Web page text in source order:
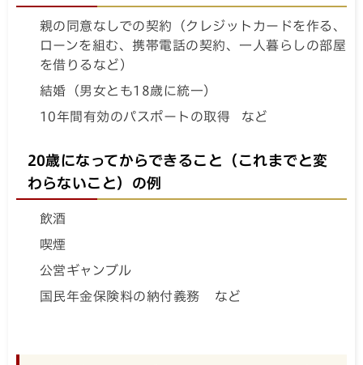
親の同意なしでの契約（クレジットカードを作る、
ローンを組む、携帯電話の契約、一人暮らしの部屋
を借りるなど）
結婚（男女とも18歳に統一）
10年間有効のパスポートの取得 など
20歳になってからできること（これまでと変
わらないこと）の例
飲酒
喫煙
公営ギャンブル
国民年金保険料の納付義務 など